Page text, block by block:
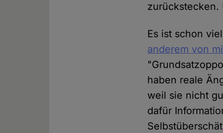
zurückstecken.
Es ist schon
anderem von
haben reale
weil sie nicht
dafür